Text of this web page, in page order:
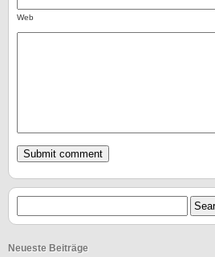
Web
Neueste Beiträge